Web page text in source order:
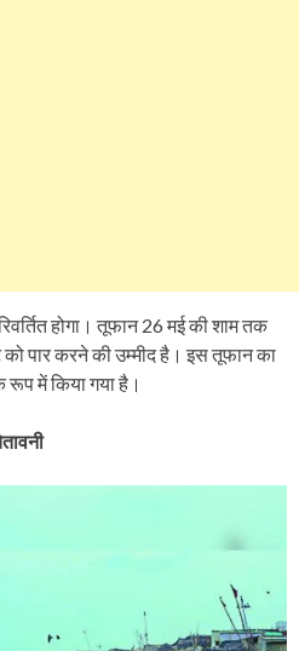
होगा। तूफान 26 मई की शाम तक
पार करने की उम्मीद है। इस तूफान का
में किया गया है।